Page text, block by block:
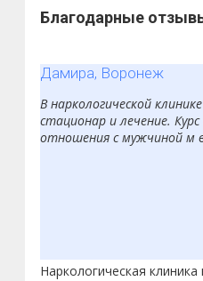
Благодарные
Дамира, Воронеж
В наркологической
стационар и лечение.
отношения с мужчиной м
Наркологическая